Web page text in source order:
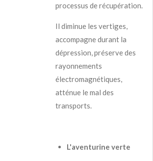
processus de récupération.
Il diminue les vertiges,
accompagne durant la
dépression, préserve des
rayonnements
électromagnétiques,
atténue le mal des
transports.
L'aventurine verte